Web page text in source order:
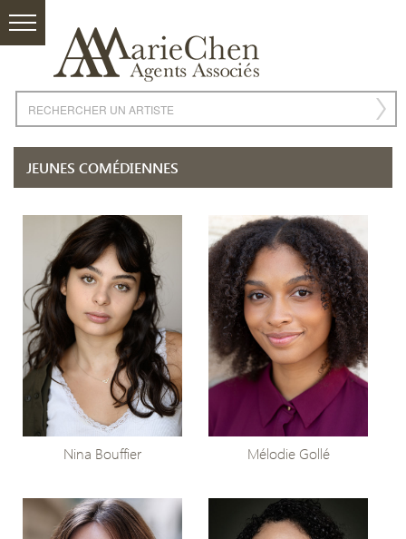
JEUNES COMÉDIENNES
Nina Bouffier Mélodie Gollé